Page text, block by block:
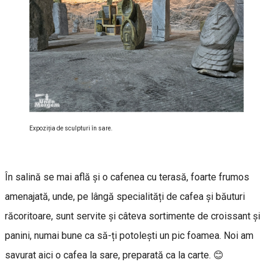
Expoziția de sculpturi în sare.
În salină se mai află și o cafenea cu terasă, foarte frumos
amenajată, unde, pe lângă specialități de cafea și băuturi
răcoritoare, sunt servite și câteva sortimente de croissant și
panini, numai bune ca să-ți potolești un pic foamea. Noi am
savurat aici o cafea la sare, preparată ca la carte. 😊